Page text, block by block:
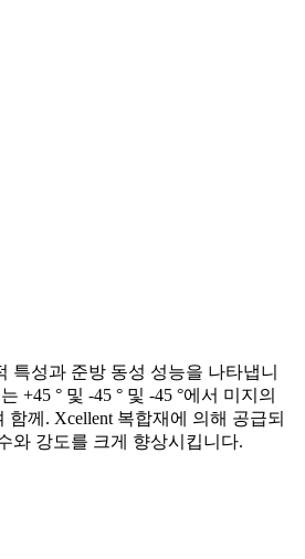
특성과 준방 동성 성능을 나타냅니
+45 ° 및 -45 ° 및 -45 °에서 미지의
께. Xcellent 복합재에 의해 공급되
와 강도를 크게 향상시킵니다.